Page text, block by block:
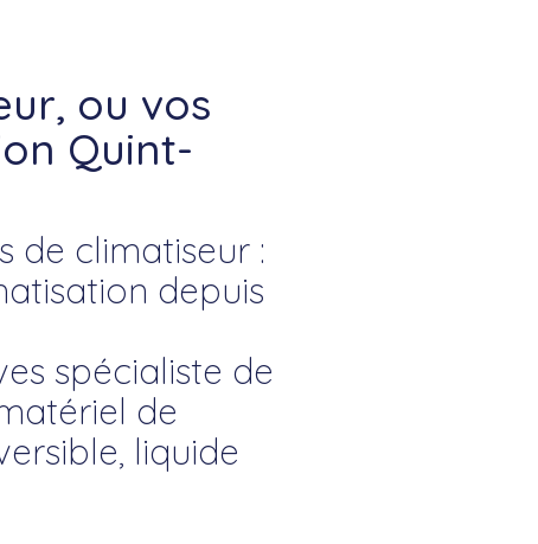
ou vos
Quint-
de climatiseur :
depuis
spécialiste de
de
liquide